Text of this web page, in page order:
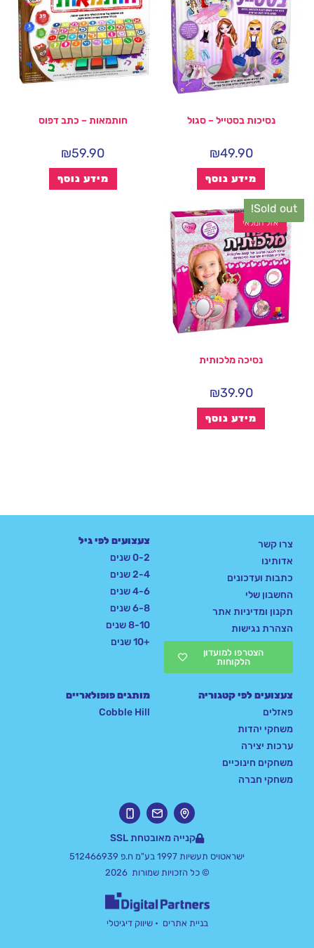
נסיכות בסטייל – סגול
₪49.90
מידע נוסף
חותמאות – כתב דפוס
₪59.90
מידע נוסף
Sold out!
אזל המלאי
נסיכה מלכותית
₪39.90
מידע נוסף
צרו קשר
אדותינו
כתבות ועדכונים
החשבון שלי
תקנון ומדיניות אתר
הצהרת נגישות
הצטרפו למועדון
הלקוחות
צעצועים לפי גיל
0-2 שנים
2-4 שנים
4-6 שנים
6-8 שנים
8-10 שנים
+10 שנים
צעצועים לפי קטגוריה
פאזלים
משחקי יהדות
ערכות יצירה
משחקים חינוכיים
משחקי חברה
מותגים פופולאריים
Cobble Hill
קנייה מאובטחת SSL
ישראטויס תעשיות 1997 בע"מ ח.פ 512466939
© כל הזכויות שמורות 2026
בניית אתרים • שיווק דיגיטלי